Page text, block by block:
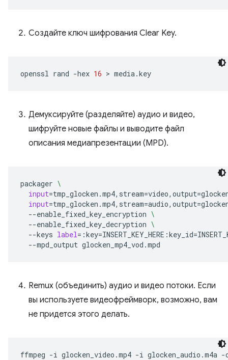
Создайте ключ шифрования Clear Key.
openssl rand -hex 16 >
Демуксируйте (разделяйте) аудио и видео,
шифруйте новые файлы и выводите файл
описания медиапрезентации (MPD).
packager \
input=tmp_glocken.mp4,stream=video,output=
input=tmp_glocken.mp4,stream=audio,output=
--enable_fixed_key_encryption \
--enable_fixed_key_decryption \
--keys label= :key=INSERT_KEY_HERE:key_id=
--mpd_output
Remux (объединить) аудио и видео потоки. Если
вы используете видеофреймворк, возможно, вам
не придется этого делать.
ffmpeg -i glocken_video.mp4 -i glocken_audio.m4a -